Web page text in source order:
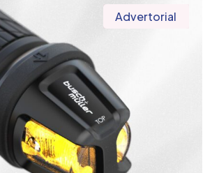
Advertorial